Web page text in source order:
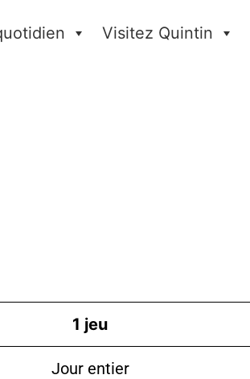
Visitez Quintin
1 jeu
Jour entier